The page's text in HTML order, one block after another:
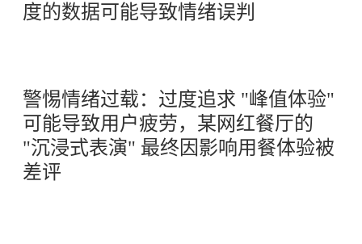
度的数据可能导致情绪误判
警惕情绪过载：过度追求 "峰值体验"
可能导致用户疲劳，某网红餐厅的
"沉浸式表演" 最终因影响用餐体验被
差评